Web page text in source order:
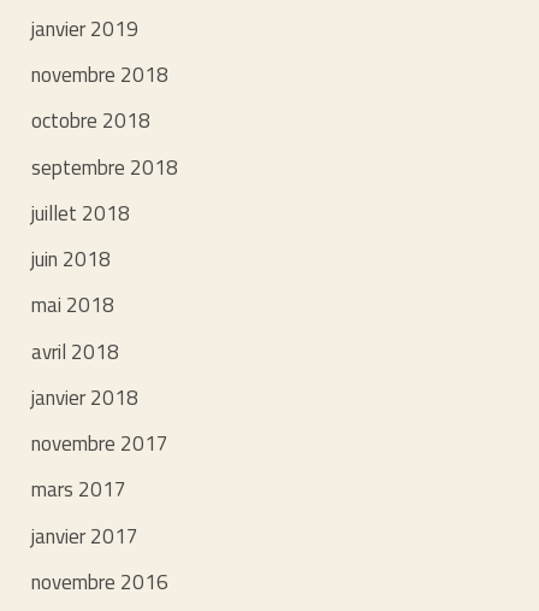
janvier 2019
novembre 2018
octobre 2018
septembre 2018
juillet 2018
juin 2018
mai 2018
avril 2018
janvier 2018
novembre 2017
mars 2017
janvier 2017
novembre 2016